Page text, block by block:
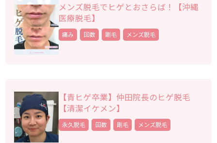
メンズ脱毛でヒゲとおさらば！【沖縄
医療脱毛】
痛み 回数 剛毛 メンズ脱毛
【青ヒゲ卒業】仲田院長のヒゲ脱毛
【清潔イケメン】
永久脱毛 回数 剛毛 メンズ脱毛